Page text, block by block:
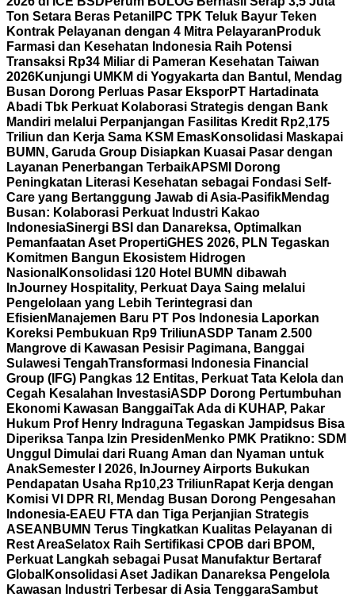
Ton Setara Beras Petani IPC TPK Teluk Bayur Teken
Kontrak Pelayanan dengan 4 Mitra Pelayaran Produk
Farmasi dan Kesehatan Indonesia Raih Potensi
Transaksi Rp34 Miliar di Pameran Kesehatan Taiwan
2026Kunjungi UMKM di Yogyakarta dan Bantul, Mendag
Busan Dorong Perluas Pasar EksporPT Hartadinata
Abadi Tbk Perkuat Kolaborasi Strategis dengan Bank
Mandiri melalui Perpanjangan Fasilitas Kredit Rp2,175
Triliun dan Kerja Sama KSM EmasKonsolidasi Maskapai
BUMN, Garuda Group Disiapkan Kuasai Pasar dengan
Layanan Penerbangan TerbaikAPSMI Dorong
Peningkatan Literasi Kesehatan sebagai Fondasi Self-
Care yang Bertanggung Jawab di Asia-PasifikMendag
Busan: Kolaborasi Perkuat Industri Kakao
IndonesiaSinergi BSI dan Danareksa, Optimalkan
Pemanfaatan Aset PropertiGHES 2026, PLN Tegaskan
Komitmen Bangun Ekosistem Hidrogen
Nasional Konsolidasi 120 Hotel BUMN dibawah
InJourney Hospitality, Perkuat Daya Saing melalui
Pengelolaan yang Lebih Terintegrasi dan
Efisien Manajemen Baru PT Pos Indonesia Laporkan
Koreksi Pembukuan Rp9 TriliunASDP Tanam 2.500
Mangrove di Kawasan Pesisir Pagimana, Banggai
Sulawesi TengahTransformasi Indonesia Financial
Group (IFG) Pangkas 12 Entitas, Perkuat Tata Kelola dan
Cegah Kesalahan InvestasiASDP Dorong Pertumbuhan
Ekonomi Kawasan BanggaiTak Ada di KUHAP, Pakar
Hukum Prof Henry Indraguna Tegaskan Jampidsus Bisa
Diperiksa Tanpa Izin Presiden Menko PMK Pratikno: SDM
Unggul Dimulai dari Ruang Aman dan Nyaman untuk
AnakSemester I 2026, InJourney Airports Bukukan
Pendapatan Usaha Rp10,23 Triliun Rapat Kerja dengan
Komisi VI DPR RI, Mendag Busan Dorong Pengesahan
Indonesia-EAEU FTA dan Tiga Perjanjian Strategis
ASEAN BUMN Terus Tingkatkan Kualitas Pelayanan di
Rest AreaSelatox Raih Sertifikasi CPOB dari BPOM,
Perkuat Langkah sebagai Pusat Manufaktur Bertaraf
Global Konsolidasi Aset Jadikan Danareksa Pengelola
Kawasan Industri Terbesar di Asia TenggaraSambut